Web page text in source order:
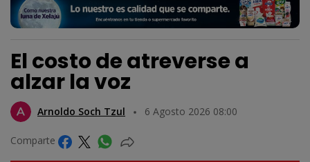
El costo de atreverse a
alzar la voz
Arnoldo Soch Tzul 6 Agosto 2026 08:00
Comparte